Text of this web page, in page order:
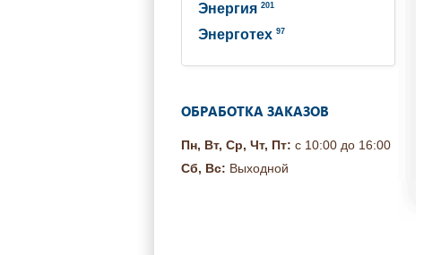
Энергия 201
Энерготех 97
ОБРАБОТКА ЗАКАЗОВ
Пн, Вт, Ср, Чт, Пт: с 10:00 до 16:00
Сб, Вс: Выходной